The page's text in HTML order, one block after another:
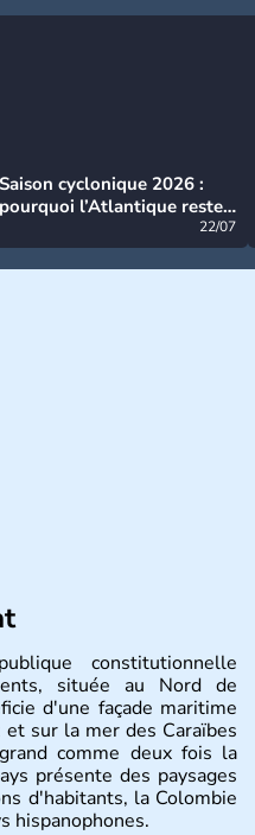
Saison cyclonique 2026 :
pourquoi l’Atlantique reste
22/07
constitutionnelle
située au Nord de
d'une façade maritime
sur la mer des Caraïbes
comme deux fois la
présente des paysages
d'habitants, la Colombie
hispanophones.